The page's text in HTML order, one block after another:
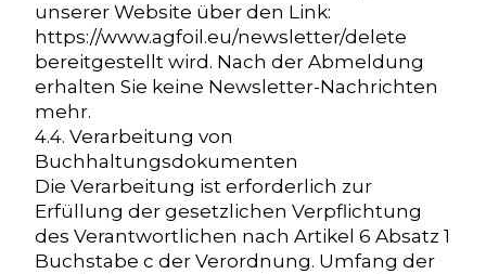
unserer Website über den Link:
https://www.agfoil.eu/newsletter/delete
bereitgestellt wird. Nach der Abmeldung
erhalten Sie keine Newsletter-Nachrichten
mehr.
4.4. Verarbeitung von
Buchhaltungsdokumenten
Die Verarbeitung ist erforderlich zur
Erfüllung der gesetzlichen Verpflichtung
des Verantwortlichen nach Artikel 6 Absatz 1
Buchstabe c der Verordnung. Umfang der